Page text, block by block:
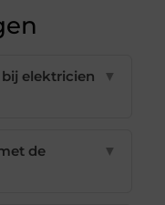
elektricien
▼
de
▼